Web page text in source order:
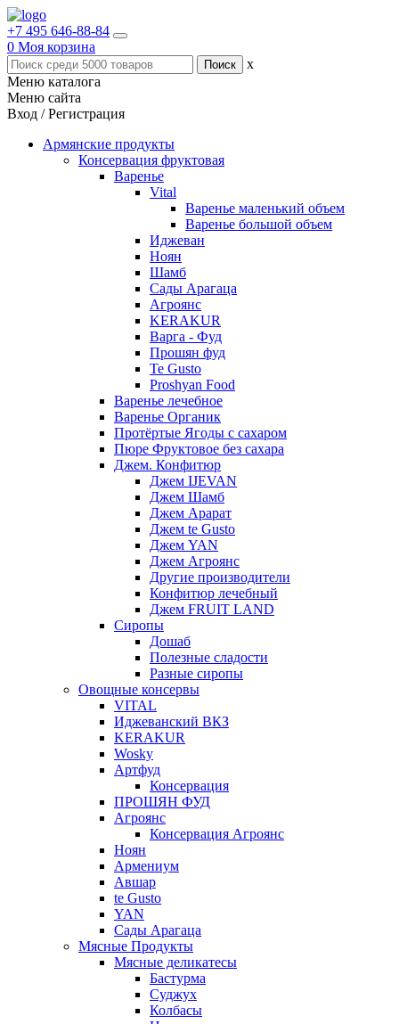
+7 495 646-88-84
0 Моя корзина
x
Меню каталога
Меню сайта
Вход / Регистрация
Армянские продукты
Консервация фруктовая
Варенье
Vital
Варенье маленький объем
Варенье большой объем
Иджеван
Ноян
Шамб
Сады Арагаца
Агроянс
KERAKUR
Варга - Фуд
Прошян фуд
Te Gusto
Proshyan Food
Варенье лечебное
Варенье Органик
Протёртые Ягоды с сахаром
Пюре Фруктовое без сахара
Джем. Конфитюр
Джем IJEVAN
Джем Шамб
Джем Арарат
Джем te Gusto
Джем YAN
Джем Агроянс
Другие производители
Конфитюр лечебный
Джем FRUIT LAND
Сиропы
Дошаб
Полезные сладости
Разные сиропы
Овощные консервы
VITAL
Иджеванский ВКЗ
KERAKUR
Wosky
Артфуд
Консервация
ПРОШЯН ФУД
Агроянс
Консервация Агроянс
Ноян
Армениум
Авшар
te Gusto
YAN
Сады Арагаца
Мясные Продукты
Мясные деликатесы
Бастурма
Суджух
Колбасы